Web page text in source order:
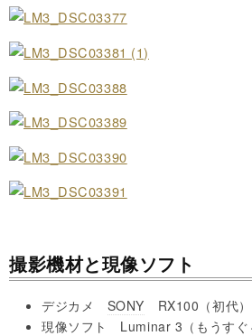
撮影機材と現像ソフト
デジカメ SONY RX100（初代）
現像ソフト Luminar 3（もうすぐ